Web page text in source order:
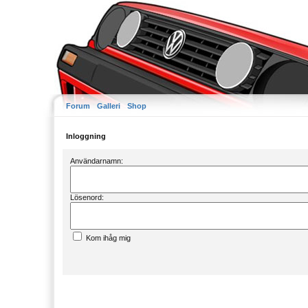
Forum Galleri Shop
Inloggning
Användarnamn:
Lösenord:
Kom ihåg mig